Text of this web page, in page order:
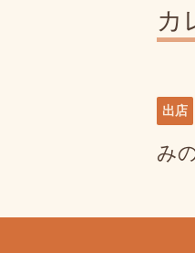
カ
出店
み